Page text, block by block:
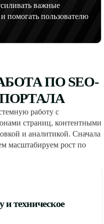
важные
помогать пользователю
ПО SEO-
работу с
страниц, контентными
и аналитикой. Сначала
масштабируем рост по
и техническое